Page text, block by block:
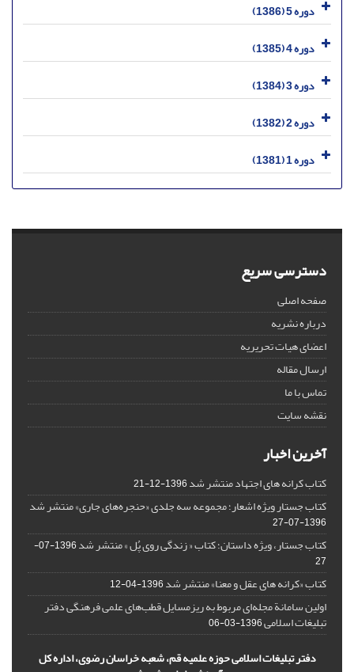
دوره 5 (1386)
دوره 4 (1385)
دوره 3 (1384)
دوره 2 (1382)
دوره 1 (1381)
دسترسی سریع
صفحه اصلی
درباره نشریه
اعضای هیات تحریریه
ارسال مقاله
تماس با ما
نقشه سایت
آخرین اخبار
کتاب کرانه های اجتهاد منتشر شد1396-12-21
کتاب جستار ویژه اشعار؛ مجموعه سه جلدی «حنجره‌های جاری» منتشر شد
1396-07-27
کتاب جستار، ویژه داستان؛ کتاب « زندگی روی پُل » منتشر شد
1396-07-
27
کتاب «کرانه های عقل و معنا» منتشر شد1396-04-12
اولین سامانة مجله‌ای مربوط به ریزمسایل‌ قطب‌های علمی فرهنگی دفتر
تبلیغات اسلامی1396-03-06
دفتر تبلیغات اسلامی حوزه علمیه قم، شعبه خراسان رضوی، اداره کل